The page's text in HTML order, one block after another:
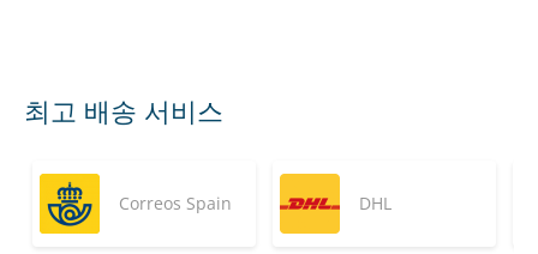
최고 배송 서비스
Correos Spain DHL